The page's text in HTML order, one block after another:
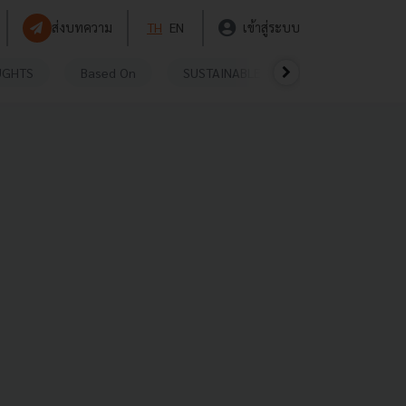
ส่งบทความ TH EN เข้าสู่ระบบ
Based On SUSTAINABLE